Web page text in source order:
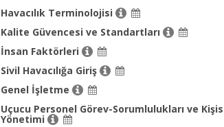
Havacılık Terminolojisi
Kalite Güvencesi ve Standartları
İnsan Faktörleri
Sivil Havacılığa Giriş
Genel İşletme
Uçucu Personel Görev-Sorumlulukları ve
Yönetimi